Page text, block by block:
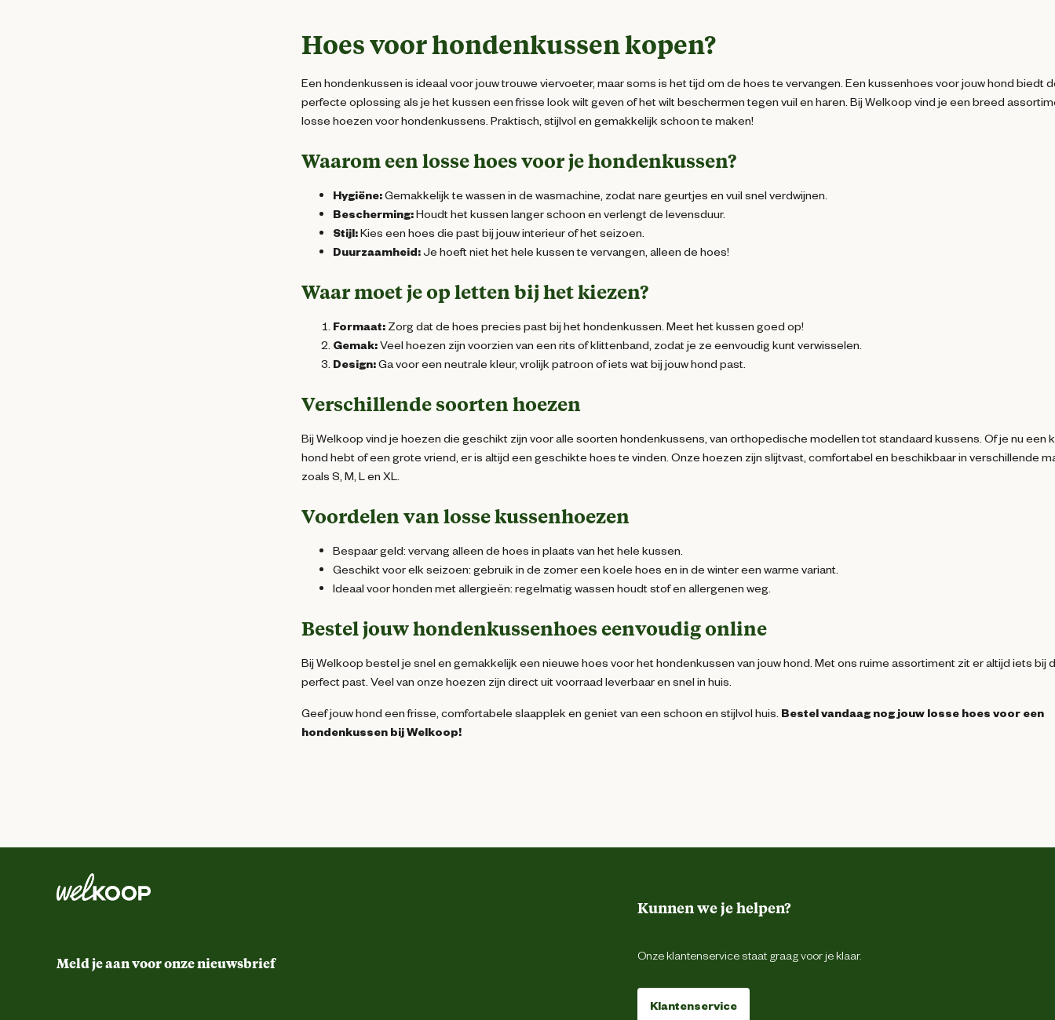
Hoes voor hondenkussen kopen?
Een hondenkussen is ideaal voor jouw trouwe viervoeter, maar soms is het tijd om de hoes te vervangen. Een kussenhoes voor jouw hond biedt
perfecte oplossing als je het kussen een frisse look wilt geven of het wilt beschermen tegen vuil en haren. Bij Welkoop vind je een breed
losse hoezen voor hondenkussens. Praktisch, stijlvol en gemakkelijk schoon te maken!
Waarom een losse hoes voor je hondenkussen?
Hygiëne:Gemakkelijk te wassen in de wasmachine, zodat nare geurtjes en vuil snel verdwijnen.
Bescherming:Houdt het kussen langer schoon en verlengt de levensduur.
Stijl:Kies een hoes die past bij jouw interieur of het seizoen.
Duurzaamheid:Je hoeft niet het hele kussen te vervangen, alleen de hoes!
Waar moet je op letten bij het kiezen?
Formaat: Zorg dat de hoes precies past bij het hondenkussen. Meet het kussen goed op!
Gemak:Veel hoezen zijn voorzien van een rits of klittenband, zodat je ze eenvoudig kunt verwisselen.
Design:Ga voor een neutrale kleur, vrolijk patroon of iets wat bij jouw hond past.
Verschillende soorten hoezen
Bij Welkoop vind je hoezen die geschikt zijn voor alle soorten hondenkussens, van orthopedische modellen tot standaard kussens. Of je nu een
hond hebt of een grote vriend, er is altijd een geschikte hoes te vinden. Onze hoezen zijn slijtvast, comfortabel en beschikbaar in verschillende
zoals S, M, L en XL.
Voordelen van losse kussenhoezen
Bespaar geld: vervang alleen de hoes in plaats van het hele kussen.
Geschikt voor elk seizoen: gebruik in de zomer een koele hoes en in de winter een warme variant.
Ideaal voor honden met allergieën: regelmatig wassen houdt stof en allergenen weg.
Bestel jouw hondenkussenhoes eenvoudig online
Bij Welkoop bestel je snel en gemakkelijk een nieuwe hoes voor het hondenkussen van jouw hond. Met ons ruime assortiment zit er altijd iets bij
perfect past. Veel van onze hoezen zijn direct uit voorraad leverbaar en snel in huis.
Geef jouw hond een frisse, comfortabele slaapplek en geniet van een schoon en stijlvol huis. Bestel vandaag nog jouw losse hoes voor een
hondenkussen bij Welkoop!
Meld je aan voor onze nieuwsbrief
Kunnen we je helpen?
Onze klantenservice staat graag voor je klaar.
Klantenservice